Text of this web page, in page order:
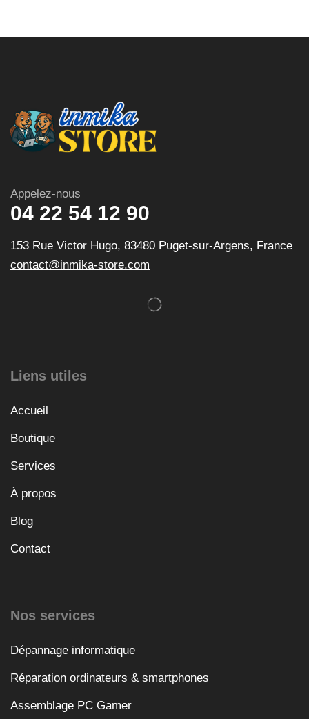
Appelez-nous
04 22 54 12 90
153 Rue Victor Hugo, 83480 Puget-sur-Argens, France
contact@inmika-store.com
Liens utiles
Accueil
Boutique
Services
À propos
Blog
Contact
Nos services
Dépannage informatique
Réparation ordinateurs & smartphones
Assemblage PC Gamer